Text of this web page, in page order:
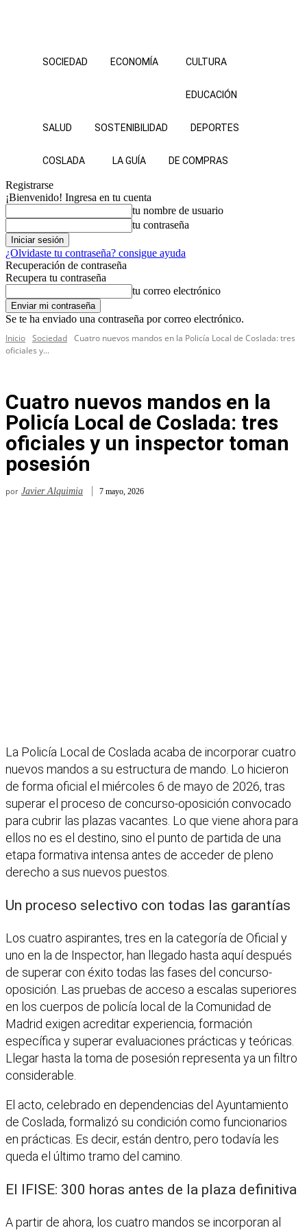
SOCIEDAD ECONOMÍA CULTURA
EDUCACIÓN
SALUD SOSTENIBILIDAD DEPORTES
COSLADA LA GUÍA DE COMPRAS
Registrarse
¡Bienvenido! Ingresa en tu cuenta
tu nombre de usuario
tu contraseña
¿Olvidaste tu contraseña? consigue ayuda
Recuperación de contraseña
Recupera tu contraseña
tu correo electrónico
Se te ha enviado una contraseña por correo electrónico.
Inicio Sociedad Cuatro nuevos mandos en la Policía Local de Coslada: tres
oficiales y...
Cuatro nuevos mandos en la
Policía Local de Coslada: tres
oficiales y un inspector toman
posesión
por Javier Alquimia 7 mayo, 2026
La Policía Local de Coslada acaba de incorporar cuatro
nuevos mandos a su estructura de mando. Lo hicieron
de forma oficial el miércoles 6 de mayo de 2026, tras
superar el proceso de concurso-oposición convocado
para cubrir las plazas vacantes. Lo que viene ahora para
ellos no es el destino, sino el punto de partida de una
etapa formativa intensa antes de acceder de pleno
derecho a sus nuevos puestos.
Un proceso selectivo con todas las garantías
Los cuatro aspirantes, tres en la categoría de Oficial y
uno en la de Inspector, han llegado hasta aquí después
de superar con éxito todas las fases del concurso-
oposición. Las pruebas de acceso a escalas superiores
en los cuerpos de policía local de la Comunidad de
Madrid exigen acreditar experiencia, formación
específica y superar evaluaciones prácticas y teóricas.
Llegar hasta la toma de posesión representa ya un filtro
considerable.
El acto, celebrado en dependencias del Ayuntamiento
de Coslada, formalizó su condición como funcionarios
en prácticas. Es decir, están dentro, pero todavía les
queda el último tramo del camino.
El IFISE: 300 horas antes de la plaza definitiva
A partir de ahora, los cuatro mandos se incorporan al